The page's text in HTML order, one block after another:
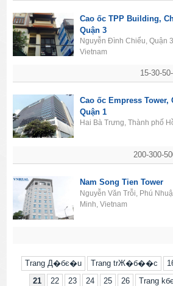
15-30-
Cao ốc TPP Building,
Quận 3
Nguyễn Đình Chiểu, Quận
Vietnam
200-300-
Cao ốc Empress Tower,
Quận 1
Hai Bà Trưng, Thành phố
Nam Song Tien Tower
Nguyễn Văn Trỗi, Phú
Minh, Vietnam
Trang Д�бє�u Trang trЖ�б��c
21
22 23 24 25 26 Trang